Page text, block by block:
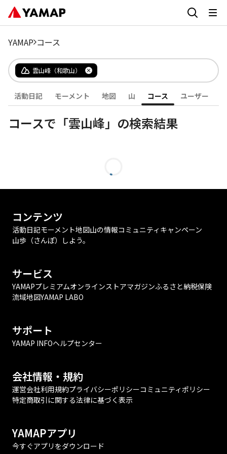
YAMAP コース
雲山峰（和歌山）
活動日記 モーメント 地図 山 コース ユーザー
コースで「雲山峰」の検索結果
コンテンツ
活動日記モーメント地図山の情報コミュニティ キャンペーン
山歩（さんぽ）しよう。
サービス
YAMAPプレミアムオンラインストアマガジンふるさと納税保険
流域地図YAMAP LABO
サポート
YAMAP INFOヘルプセンター
会社情報・規約
運営会社利用規約プライバシーポリシーコミュニティポリシー
特定商取引に関する法律に基づく表示
YAMAPアプリ
今すぐアプリをダウンロード